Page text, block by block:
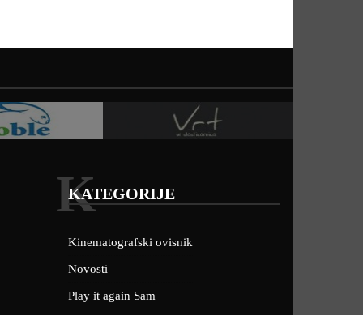
KATEGORIJE
K
Kinematografski ovisnik
Novosti
Play it again Sam